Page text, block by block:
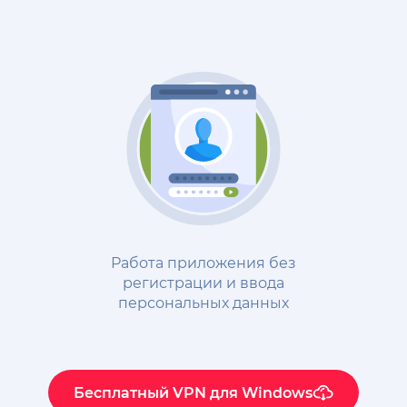
Работа приложения без
регистрации и ввода
персональных данных
Бесплатный VPN для Windows